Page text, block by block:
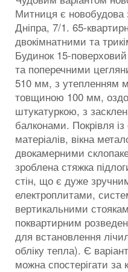
Митниця є новобудова
Дніпра, 7/1. 65-
двокімнатними та
Будинок 15-
та поперечними
510 мм, з утепленням
товщиною 100 мм,
штукатуркою, з
балконами. Покрівля
матеріалів, вікна
двокамерними
зроблена стяжка
стін, що є дуже
електроплитами,
вертикальними
поквартирним
для встановлення
обліку тепла). Є
можна спостерігати